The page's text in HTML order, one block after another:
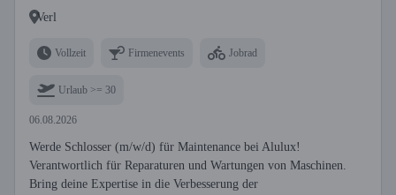
Verl
Vollzeit Firmenevents Jobrad
Urlaub >= 30
06.08.2026
Werde Schlosser (m/w/d) für Maintenance bei Alulux!
Verantwortlich für Reparaturen und Wartungen von Maschinen.
Bring deine Expertise in die Verbesserung der